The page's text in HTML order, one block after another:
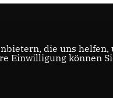
die uns helfen,
Einwilligung können